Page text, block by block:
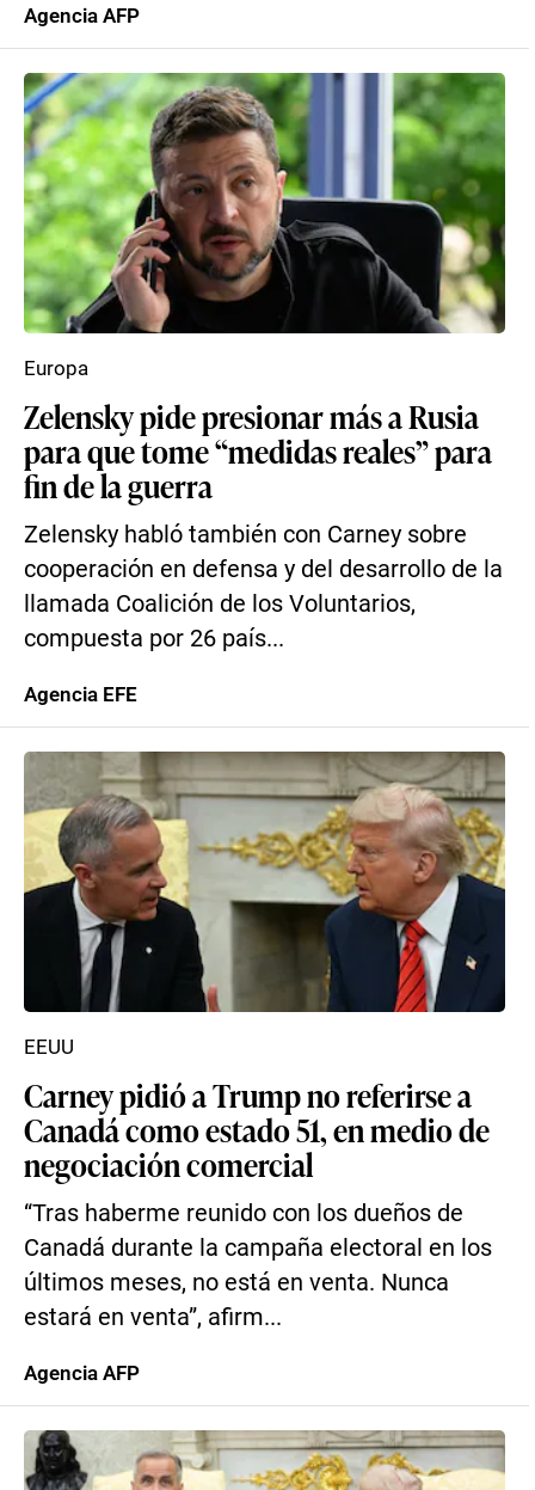
Agencia AFP
Zelensky pide presionar más a Rusia
para que tome “medidas reales” para
fin de la guerra
Zelensky habló también con Carney sobre
cooperación en defensa y del desarrollo de la
llamada Coalición de los Voluntarios,
compuesta por 26 país...
Europa
Agencia EFE
Carney pidió a Trump no referirse a
Canadá como estado 51, en medio de
negociación comercial
“Tras haberme reunido con los dueños de
Canadá durante la campaña electoral en los
últimos meses, no está en venta. Nunca
estará en venta”, afirm...
EEUU
Agencia AFP